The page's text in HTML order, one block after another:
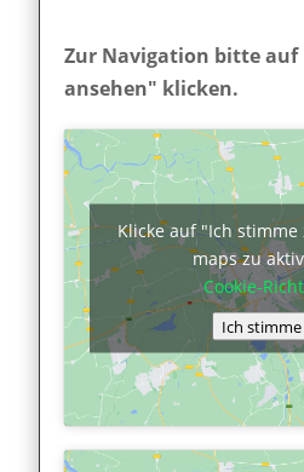
Zur Navigation bitte auf
ansehen" klicken.
Klicke auf "Ich stimme
maps zu
Cookie-
Ich stimme